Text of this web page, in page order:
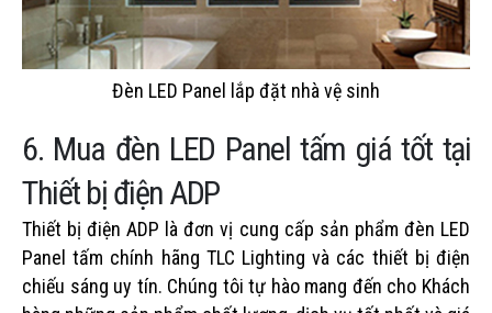
Đèn LED Panel lắp đặt nhà vệ sinh
6. Mua đèn LED Panel tấm giá tốt tại
Thiết bị điện ADP
Thiết bị điện ADP là đơn vị cung cấp sản phẩm đèn LED
Panel tấm chính hãng TLC Lighting và các thiết bị điện
chiếu sáng uy tín. Chúng tôi tự hào mang đến cho Khách